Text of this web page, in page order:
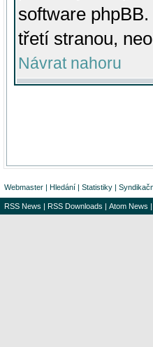
software
třetí stranou,
Návrat nahoru
Webmaster | Hledání | Statistiky |
RSS News | RSS Downloads | Atom News |